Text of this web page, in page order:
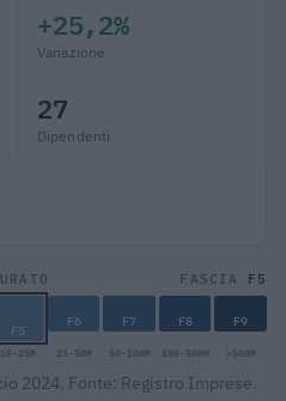
+25,2%
Variazione
27
Dipendenti
FASCIA F5
F5 F6 F7 F8 F9
10-25M 25-50M 50-100M 100-500M >500M
2024. Fonte: Registro Imprese.